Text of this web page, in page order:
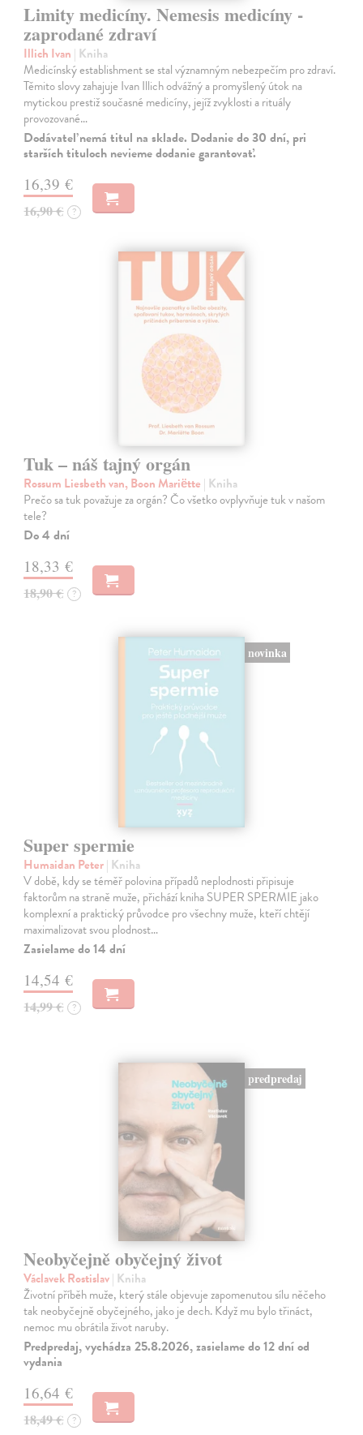
Limity medicíny. Nemesis medicíny -
zaprodané zdraví
Illich Ivan | Kniha
Medicínský establishment se stal významným nebezpečím pro zdraví.
Těmito slovy zahajuje Ivan Illich odvážný a promyšlený útok na
mytickou prestiž současné medicíny, jejíž zvyklosti a rituály
provozované…
Dodávateľ nemá titul na sklade. Dodanie do 30 dní, pri
starších tituloch nevieme dodanie garantovať.
16,39 €
16,90 € ?
Tuk – náš tajný orgán
Rossum Liesbeth van, Boon Mariëtte | Kniha
Prečo sa tuk považuje za orgán? Čo všetko ovplyvňuje tuk v našom
tele?
Do 4 dní
18,33 €
18,90 € ?
novinka
Super spermie
Humaidan Peter| Kniha
V době, kdy se téměř polovina případů neplodnosti připisuje
faktorům na straně muže, přichází kniha SUPER SPERMIE jako
komplexní a praktický průvodce pro všechny muže, kteří chtějí
maximalizovat svou plodnost…
Zasielame do 14 dní
14,54 €
14,99 € ?
predpredaj
Neobyčejně obyčejný život
Václavek Rostislav| Kniha
Životní příběh muže, který stále objevuje zapomenutou sílu něčeho
tak neobyčejně obyčejného, jako je dech. Když mu bylo třináct,
nemoc mu obrátila život naruby.
Predpredaj, vychádza 25.8.2026, zasielame do 12 dní od
vydania
16,64 €
18,49 € ?